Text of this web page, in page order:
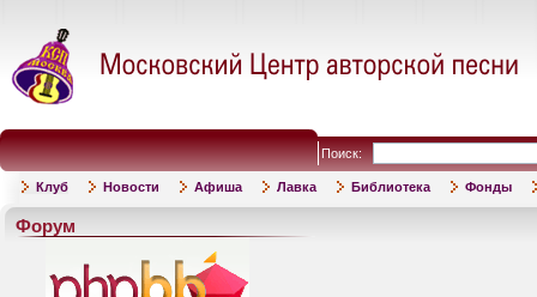
Поиск:
Клуб Новости Афиша Лавка Библиотека Фонды
Форум